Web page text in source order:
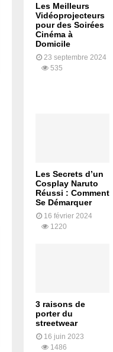
Les Meilleurs
Vidéoprojecteurs
pour des Soirées
Cinéma à
Domicile
23 septembre 2024
535
Les Secrets d’un
Cosplay Naruto
Réussi : Comment
Se Démarquer
16 février 2024
1220
3 raisons de
porter du
streetwear
16 juin 2023
1486